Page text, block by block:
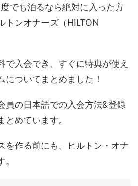
でも泊るなら絶対に入った方
トンオナーズ（HILTON
で入会でき、すぐに特典が使え
についてまとめました！
員の日本語での入会方法&登録
めています。
を作る前にも、ヒルトン・オナ